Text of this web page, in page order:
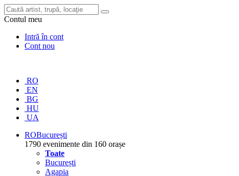
Contul meu
Intră în cont
Cont nou
RO
EN
BG
HU
UA
ROBucurești
1790 evenimente din 160 orașe
Toate
București
Agapia